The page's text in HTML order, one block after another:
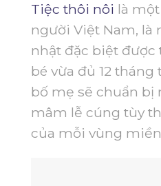
Tiệc thôi nôi là
người Việt Nam, là
nhật đặc biệt được
bé vừa đủ 12 tháng
bố mẹ sẽ chuẩn bị
mâm lễ cúng tùy
của mỗi vùng